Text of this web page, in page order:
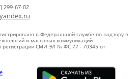
299-67-02
в Федеральной службе по надзору в
и массовых коммуникаций
регистрации СМИ ЭЛ № ФС 77 - 70345 от